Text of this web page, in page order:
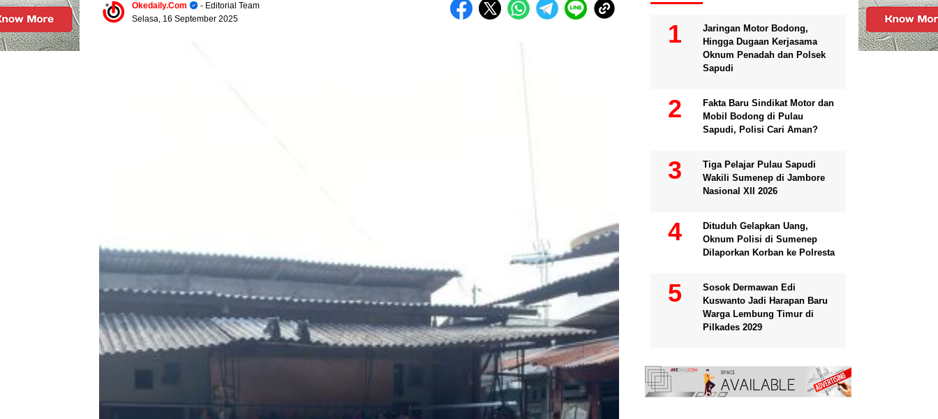
Okedaily.com
- Editorial Team
Selasa, 16 September 2025
Jaringan Motor Bodong,
Hingga Dugaan Kerjasama
Oknum Penadah dan Polsek
Sapudi
Fakta Baru Sindikat Motor dan
Mobil Bodong di Pulau
Sapudi, Polisi Cari Aman?
Tiga Pelajar Pulau Sapudi
Wakili Sumenep di Jambore
Nasional XII 2026
Dituduh Gelapkan Uang,
Oknum Polisi di Sumenep
Dilaporkan Korban ke Polresta
Sosok Dermawan Edi
Kuswanto Jadi Harapan Baru
Warga Lembung Timur di
Pilkades 2029